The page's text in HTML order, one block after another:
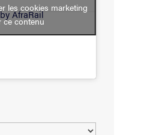
AfraRail
les cookies marketing
ce contenu